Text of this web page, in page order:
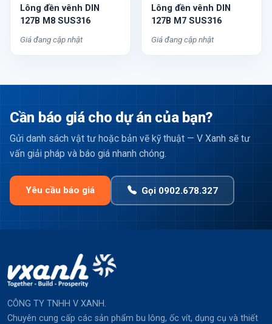
Lông đền vênh DIN
127B M8 SUS316
Giá đang cập nhật
Lông đền vênh DIN
127B M7 SUS316
Giá đang cập nhật
Cần báo giá cho dự án của bạn?
Gửi danh sách vật tư hoặc bản vẽ kỹ thuật — V Xanh sẽ tư
vấn giải pháp và báo giá nhanh chóng.
Yêu cầu báo giá Gọi 0902.678.327
CÔNG TY TNHH V XANH.
Chuyên cung cấp các sản phẩm bu lông, ốc vít, dụng cụ và thiết